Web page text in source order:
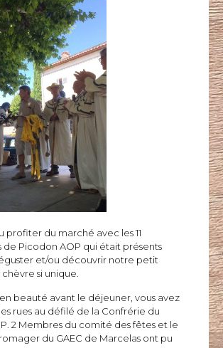
profiter du marché avec les 11
de PicodonAOP qui était présents
et/ou découvrir notre petit
si unique.
beauté avant le déjeuner, vous avez
les rues au défilé de la Confrérie du
2 Membres du comité des fêtes et le
du GAEC de Marcelas ont pu